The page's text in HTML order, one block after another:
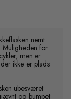
nemt
Muligheden for
men er
ikke er plads
ubesværet
og bumpet